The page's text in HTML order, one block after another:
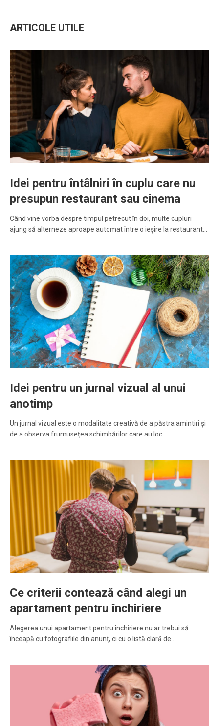
ARTICOLE UTILE
Idei pentru întâlniri în cuplu care nu
presupun restaurant sau cinema
Când vine vorba despre timpul petrecut în doi, multe cupluri
ajung să alterneze aproape automat între o ieșire la restaurant…
Idei pentru un jurnal vizual al unui
anotimp
Un jurnal vizual este o modalitate creativă de a păstra amintiri și
de a observa frumusețea schimbărilor care au loc…
Ce criterii contează când alegi un
apartament pentru închiriere
Alegerea unui apartament pentru închiriere nu ar trebui să
înceapă cu fotografiile din anunț, ci cu o listă clară de…